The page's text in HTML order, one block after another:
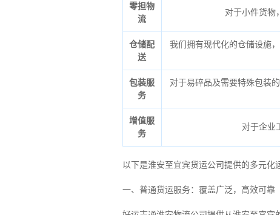
零担物
流
对于小件货物
仓储配
送
我们拥有现代化的仓储设施
包装服
务
对于易碎品及需要特殊包装
增值服
务
对于企业
以下是淮安至宜宾货运公司提供的多元化
一、普通货运服务：覆盖广泛，高效可靠